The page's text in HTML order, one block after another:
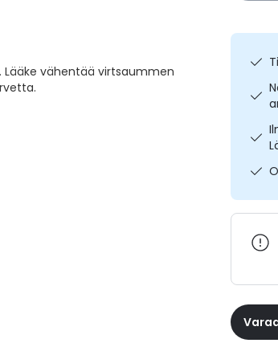
vähentää virtsaummen